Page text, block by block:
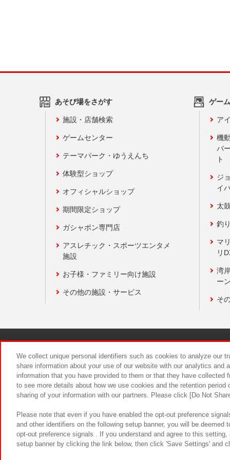
あそび場をさがす
施設・店舗検索
ゲームセンター
テーマパーク・ゆうえんち
体験型ショップ
オフィシャルショップ
期間限定ショップ
ガシャポン専門店
アスレチック・スポーツエンタメ
施設
お子様・ファミリー向け施設
その他の施設・サービス
ゲー
ア
機
バ
ト
ジ
イ
太
釣
マ
リ
湾
ー
そ
食品のご
We collect unique personal identifiers such as cookies to analyze our
share information about your use of our website with our analytics and
information that you have provided to them or that they have
to see more details about how we use cookies and the retention
sharing of your information with our partners. Please click [Do Not
Please note that even if you have enabled the opt-out preference
and other identifiers on the following setup banner, you will be
opt-out preference signals . If you understand and agree to this
setup banner by clicking the link below, then click 'Save Settings' and